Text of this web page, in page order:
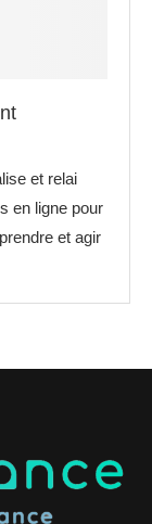
et relai
en ligne pour
et agir